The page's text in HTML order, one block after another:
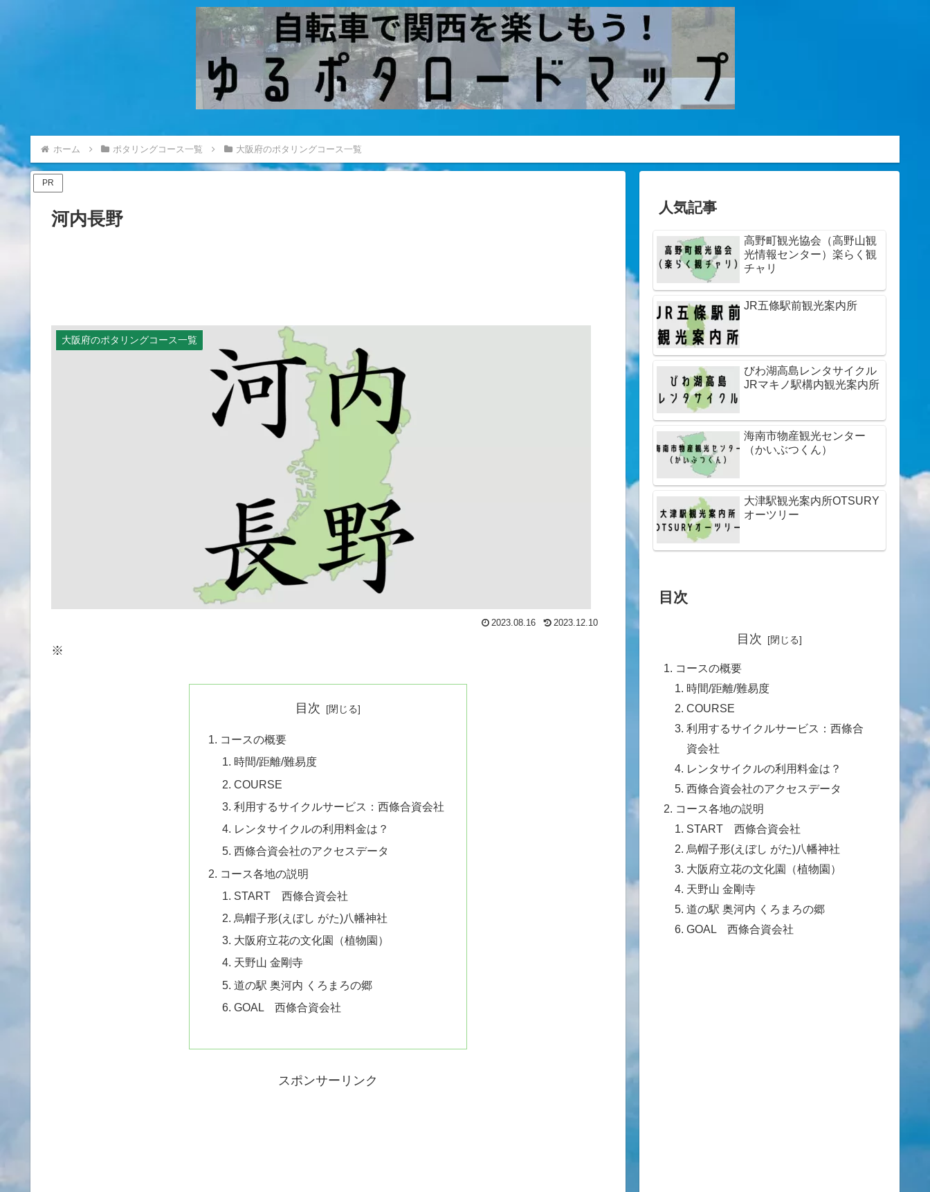
ホーム ポタリングコース一覧 大阪府のポタリングコース一覧
PR
河内長野
大阪府のポタリングコース一覧
2023.08.16 2023.12.10
※
目次
コースの概要
時間/距離/難易度
COURSE
利用するサイクルサービス：西條合資会社
レンタサイクルの利用料金は？
西條合資会社のアクセスデータ
コース各地の説明
START 西條合資会社
烏帽子形(えぼし がた)八幡神社
大阪府立花の文化園（植物園）
天野山 金剛寺
道の駅 奥河内 くろまろの郷
GOAL 西條合資会社
スポンサーリンク
人気記事
高野町観光協会（高野山観
光情報センター）楽らく観
チャリ
JR五條駅前観光案内所
びわ湖高島レンタサイクル
JRマキノ駅構内観光案内所
海南市物産観光センター
（かいぶつくん）
大津駅観光案内所OTSURY
オーツリー
目次
目次
コースの概要
時間/距離/難易度
COURSE
利用するサイクルサービス：西條合
資会社
レンタサイクルの利用料金は？
西條合資会社のアクセスデータ
コース各地の説明
START 西條合資会社
烏帽子形(えぼし がた)八幡神社
大阪府立花の文化園（植物園）
天野山 金剛寺
道の駅 奥河内 くろまろの郷
GOAL 西條合資会社